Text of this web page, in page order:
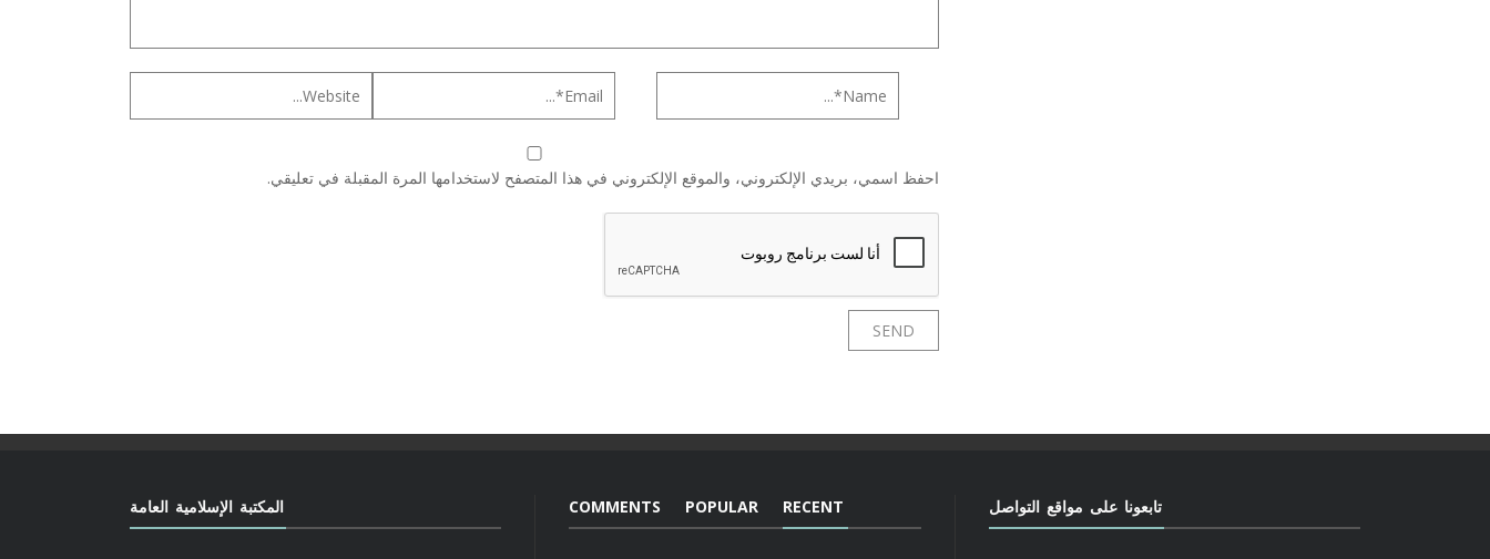
احفظ اسمي، بريدي الإلكتروني، والموقع الإلكتروني في هذا المتصفح لاستخدامها المرة المقبلة في تعليقي.
المكتبة الإسلامية العامة RECENT
POPULAR
COMMENTS تابعونا على مواقع التواصل